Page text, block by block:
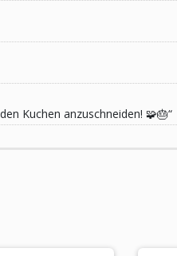
Kuchen anzuschneiden! 🧩🎂“